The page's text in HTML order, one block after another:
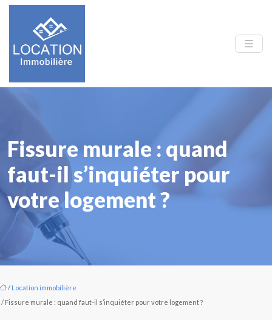
Fissure murale : quand
faut-il s’inquiéter pour
votre logement ?
/ Location immobilière
/ Fissure murale : quand faut-il s’inquiéter pour votre logement ?